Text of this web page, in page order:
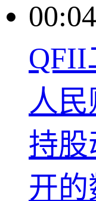
00:04
QFII
人
持股
开